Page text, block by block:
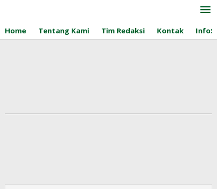
konten
Home Tentang Kami Tim Redaksi Kontak